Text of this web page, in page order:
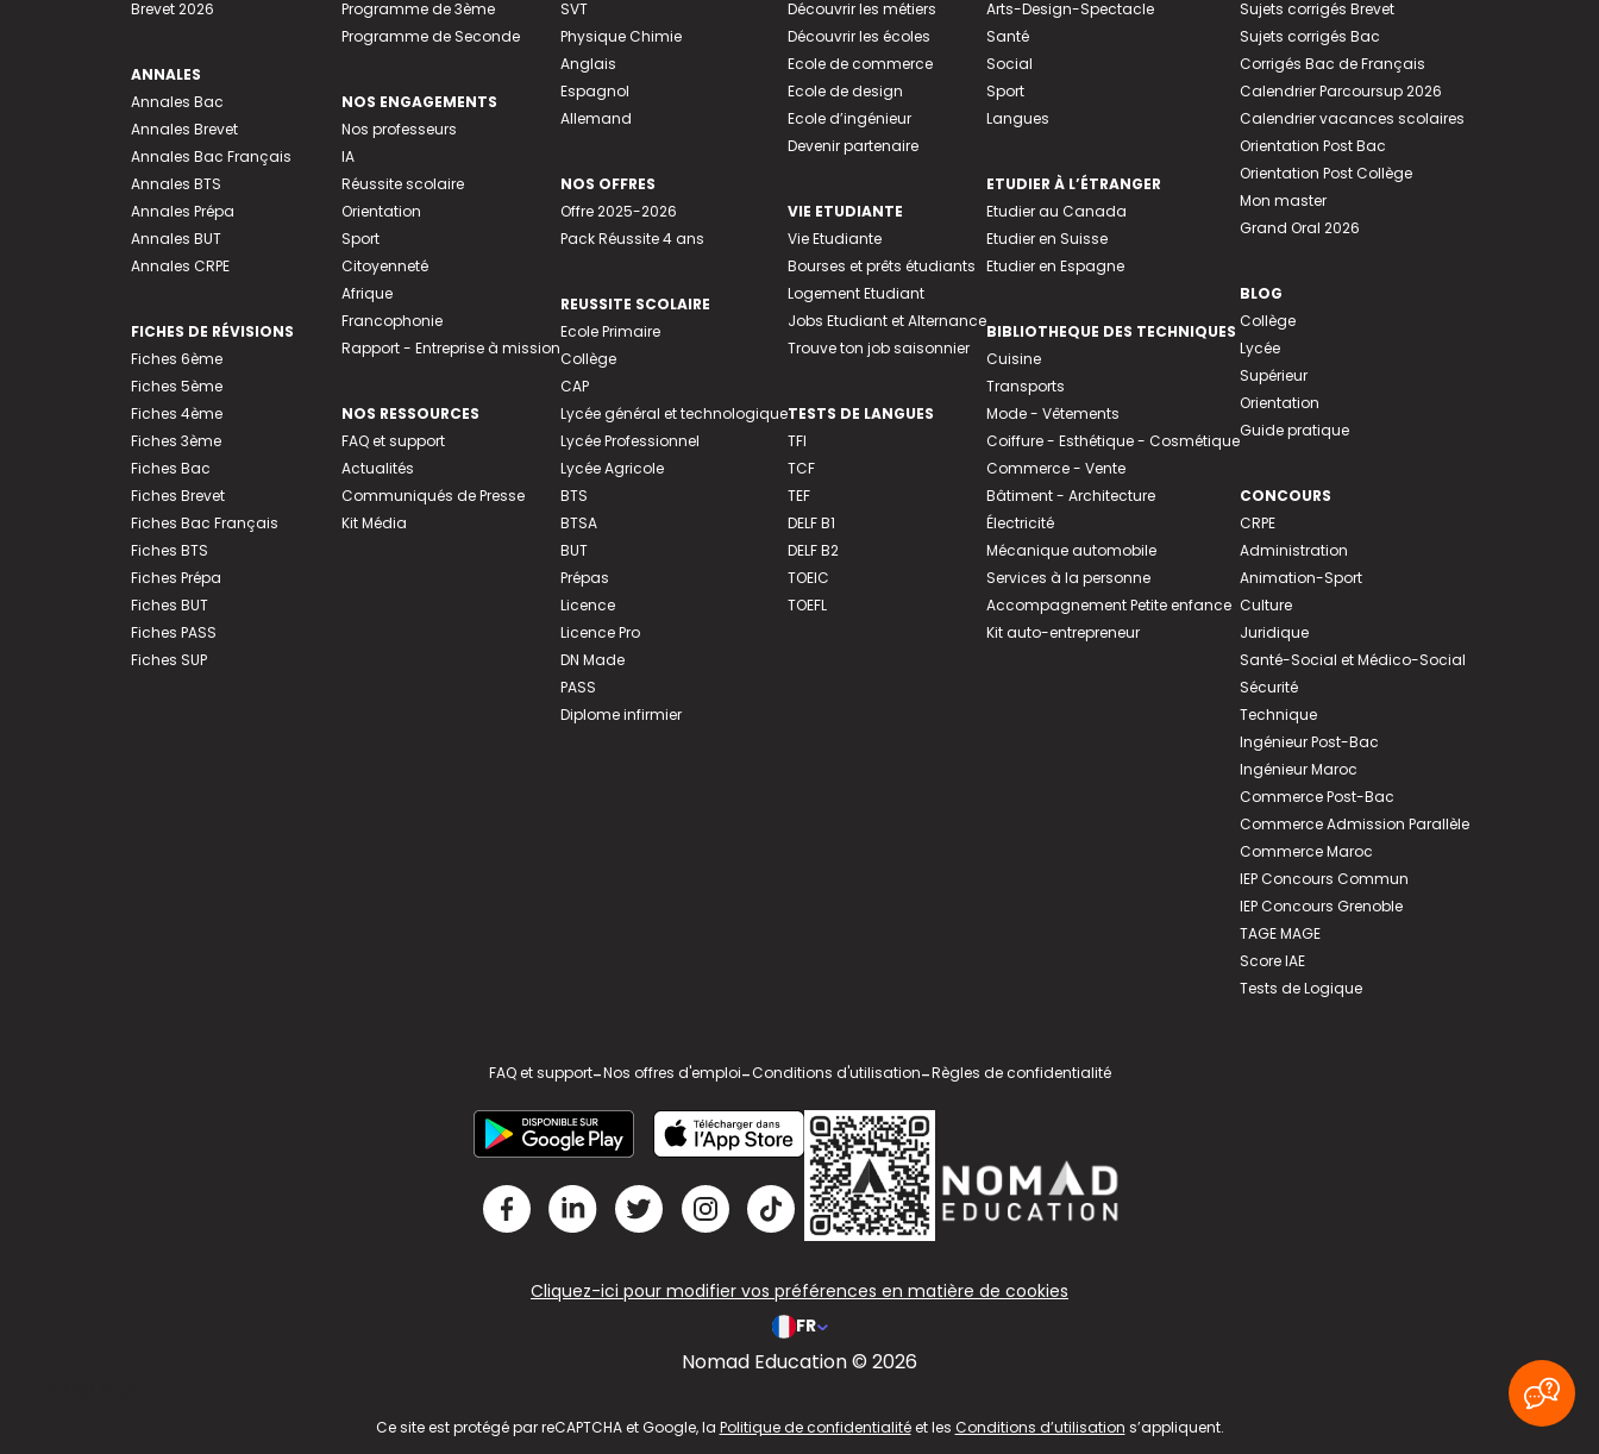
Brevet 2026
ANNALES
Annales Bac
Annales Brevet
Annales Bac Français
Annales BTS
Annales Prépa
Annales BUT
Annales CRPE
FICHES DE RÉVISIONS
Fiches 6ème
Fiches 5ème
Fiches 4ème
Fiches 3ème
Fiches Bac
Fiches Brevet
Fiches Bac Français
Fiches BTS
Fiches Prépa
Fiches BUT
Fiches PASS
Fiches SUP
Programme de 3ème
Programme de Seconde
NOS ENGAGEMENTS
Nos professeurs
IA
Réussite scolaire
Orientation
Sport
Citoyenneté
Afrique
Francophonie
Rapport - Entreprise à mission
NOS RESSOURCES
FAQ et support
Actualités
Communiqués de Presse
Kit Média
SVT
Physique Chimie
Anglais
Espagnol
Allemand
NOS OFFRES
Offre 2025-2026
Pack Réussite 4 ans
REUSSITE SCOLAIRE
Ecole Primaire
Collège
CAP
Lycée général et technologique
Lycée Professionnel
Lycée Agricole
BTS
BTSA
BUT
Prépas
Licence
Licence Pro
DN Made
PASS
Diplome infirmier
Découvrir les métiers
Découvrir les écoles
Ecole de commerce
Ecole de design
Ecole d’ingénieur
Devenir partenaire
VIE ETUDIANTE
Vie Etudiante
Bourses et prêts étudiants
Logement Etudiant
Jobs Etudiant et Alternance
Trouve ton job saisonnier
TESTS DE LANGUES
TFI
TCF
TEF
DELF B1
DELF B2
TOEIC
TOEFL
Arts-Design-Spectacle
Santé
Social
Sport
Langues
ETUDIER À L’ÉTRANGER
Etudier au Canada
Etudier en Suisse
Etudier en Espagne
BIBLIOTHEQUE DES TECHNIQUES
Cuisine
Transports
Mode - Vêtements
Coiffure - Esthétique - Cosmétique
Commerce - Vente
Bâtiment - Architecture
Électricité
Mécanique automobile
Services à la personne
Accompagnement Petite enfance
Kit auto-entrepreneur
Sujets corrigés Brevet
Sujets corrigés Bac
Corrigés Bac de Français
Calendrier Parcoursup 2026
Calendrier vacances scolaires
Orientation Post Bac
Orientation Post Collège
Mon master
Grand Oral 2026
BLOG
Collège
Lycée
Supérieur
Orientation
Guide pratique
CONCOURS
CRPE
Administration
Animation-Sport
Culture
Juridique
Santé-Social et Médico-Social
Sécurité
Technique
Ingénieur Post-Bac
Ingénieur Maroc
Commerce Post-Bac
Commerce Admission Parallèle
Commerce Maroc
IEP Concours Commun
IEP Concours Grenoble
TAGE MAGE
Score IAE
Tests de Logique
FAQ et support-Nos offres d'emploi-Conditions d'utilisation-Règles de confidentialité
Cliquez-ici pour modifier vos préférences en matière de cookies
FR
Nomad Education © 2026
Ce site est protégé par reCAPTCHA et Google, la Politique de confidentialitéet les Conditions d’utilisation s’appliquent.